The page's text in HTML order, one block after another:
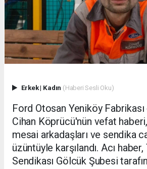
Erkek| Kadın (Haberi Sesli Oku)
Ford Otosan Yeniköy Fabrikası
Cihan Köprücü'nün vefat haberi,
mesai arkadaşları ve sendika
üzüntüyle karşılandı. Acı
Sendikası Gölcük Şubesi